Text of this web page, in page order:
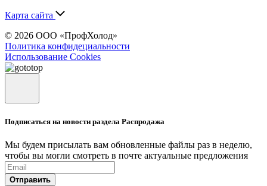
Карта сайта
© 2026 ООО «ПрофХолод»
Политика конфидециальности
Использование Cookies
Подписаться на новости раздела Распродажа
Мы будем присылать вам обновленные файлы раз в неделю,
чтобы вы могли смотреть в почте актуальные предложения
Отправить